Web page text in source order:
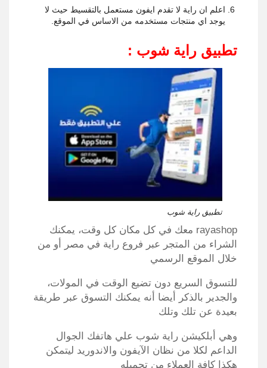
اعلم ان راية لا تقدم ايفون مستعمل بالتقسيط حيث لا
يوجد اي منتجات مستخدمه من الاساس في الموقع.
تطبيق راية شوب :
تطبيق راية شوب
rayashop معك في كل مكان كل وقت، يمكنك
الشراء من المتجر عبر فروع راية في مصر أو من
خلال الموقع الرسمي
للتسوق السريع دون تضيع الوقت في المولات،
والجدير بالذكر أيضا أنه يمكنك التسوق عبر طريقة
بعيدة عن تلك وتلك
وهي أبلكيشن راية شوب علي هاتفك الجوال
الداعم لكلا من نظان الآيفون والاندوريد ليتمكن
هكذا كافة العملاء من تحميله